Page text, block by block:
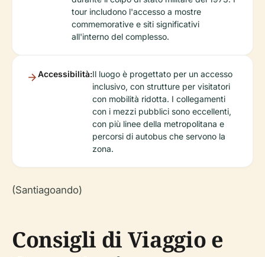
tour includono l'accesso a mostre
commemorative e siti significativi
all'interno del complesso.
Accessibilità:Il luogo è progettato per un accesso
inclusivo, con strutture per visitatori
con mobilità ridotta. I collegamenti
con i mezzi pubblici sono eccellenti,
con più linee della metropolitana e
percorsi di autobus che servono la
zona.
(Santiagoando)
Consigli di Viaggio e